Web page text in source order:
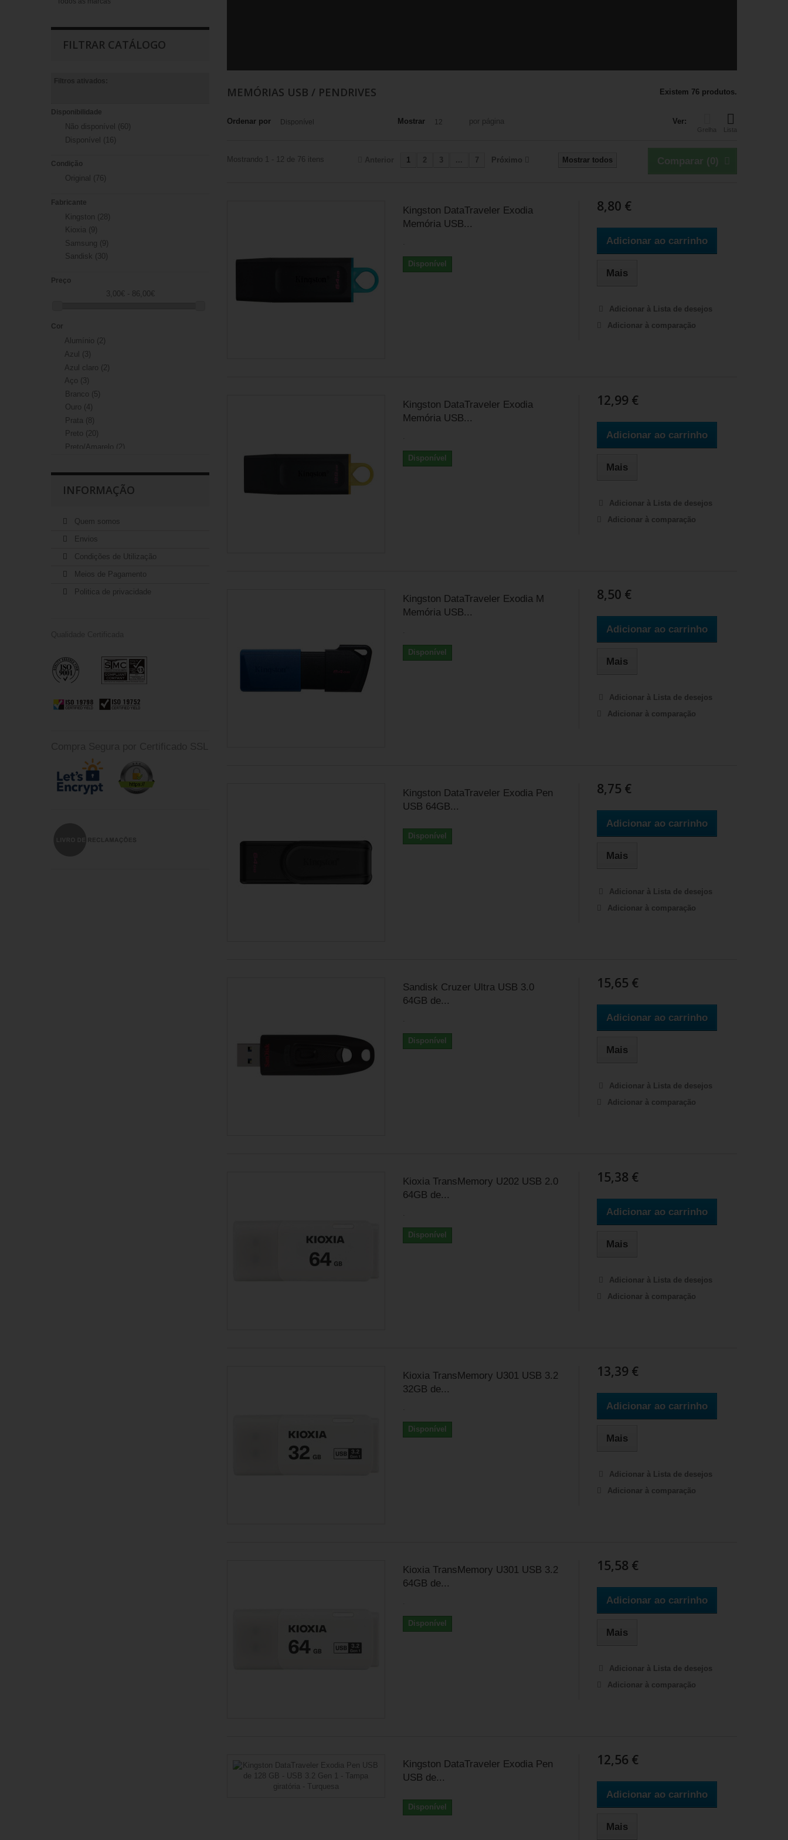
FILTRAR CATÁLOGO
Disponibilidade
Não disponível (60)
Disponível (16)
Condição
Original (76)
Fabricante
Kingston (28)
Kioxia (9)
Samsung (9)
Sandisk (30)
Preço
3,00€ - 86,00€
Cor
Alumínio (2)
Azul (3)
Azul claro (2)
Aço (3)
Branco (5)
Ouro (4)
Prata (8)
Preto (20)
Preto/Amarelo (2)
Preto/Laranja(1)
Preto/Rosa(1)
Transparente (4)
Turquesa(1)
Violeta
(3)
INFORMAÇÃO
Quem somos
Envios
Condições de Utilização
Meios de Pagamento
Politica de privacidade
MEMÓRIAS USB / PENDRIVES Existem 76 produtos.
Ver:
Grelha Lista
Ordenar por Disponível Mostrar 12 por página
Comparar (0)
Mostrar todos
1 2 3 ... 7 Próximo
Mostrando 1 - 12 de 76 itens
Kingston DataTraveler Exodia
Memória USB...
Disponível
8,80 €
Adicionar ao carrinho
Mais
Adicionar à Lista de desejos
Adicionar à comparação
Kingston DataTraveler Exodia
Memória USB...
Disponível
12,99 €
Adicionar ao carrinho
Mais
Adicionar à Lista de desejos
Adicionar à comparação
Kingston DataTraveler Exodia M
Memória USB...
Disponível
8,50 €
Adicionar ao carrinho
Mais
Adicionar à Lista de desejos
Adicionar à comparação
Kingston DataTraveler Exodia Pen
USB 64GB...
Disponível
8,75 €
Adicionar ao carrinho
Mais
Adicionar à Lista de desejos
Adicionar à comparação
Sandisk Cruzer Ultra USB 3.0
64GB de...
Disponível
15,65 €
Adicionar ao carrinho
Mais
Adicionar à Lista de desejos
Adicionar à comparação
Kioxia TransMemory U202 USB 2.0
64GB de...
Disponível
15,38 €
Adicionar ao carrinho
Mais
Adicionar à Lista de desejos
Adicionar à comparação
Kioxia TransMemory U301 USB 3.2
32GB de...
Disponível
13,39 €
Adicionar ao carrinho
Mais
Adicionar à Lista de desejos
Adicionar à comparação
Kioxia TransMemory U301 USB 3.2
64GB de...
Disponível
15,58 €
Adicionar ao carrinho
Mais
Adicionar à Lista de desejos
Adicionar à comparação
Kingston DataTraveler Exodia Pen
USB de...
Disponível
12,56 €
Adicionar ao carrinho
Mais